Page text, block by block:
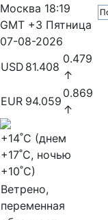
Москва 18:19
GMT +3 Пятница
07-08-2026
USD 81.408
0.479
↑
EUR 94.059
0.869
↑
+14˚C (днем
+17˚C, ночью
+10˚C)
Ветрено,
переменная